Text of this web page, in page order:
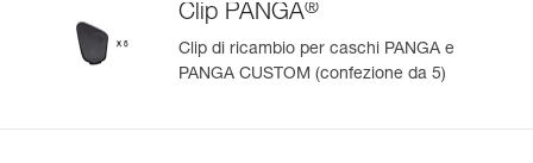
Clip PANGA®
Clip di ricambio per caschi PANGA e
PANGA CUSTOM (confezione da 5)